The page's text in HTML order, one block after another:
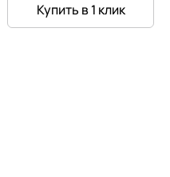
Купить в 1 клик